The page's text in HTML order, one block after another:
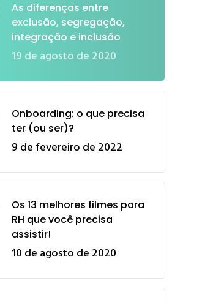
As diferenças entre
exclusão, segregação,
integração e inclusão
19 de agosto de 2020
Onboarding: o que precisa
ter (ou ser)?
9 de fevereiro de 2022
Os 13 melhores filmes para
RH que você precisa
assistir!
10 de agosto de 2020